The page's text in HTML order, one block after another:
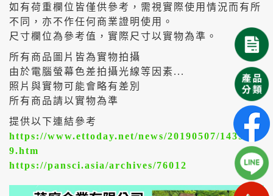
如有荷重欄位皆僅供參考，需視實際使用情況而有所
不同，亦不作任何商業證明使用。
尺寸欄位為參考值，實際尺寸以實物為準。
所有商品圖片皆為實物拍攝
由於電腦螢幕色差拍攝光線等因素...
照片與實物可能會略有差別
所有商品請以實物為準
提供以下連結參考
https://www.ettoday.net/news/20190507/143924
9.htm
https://pansci.asia/archives/76012